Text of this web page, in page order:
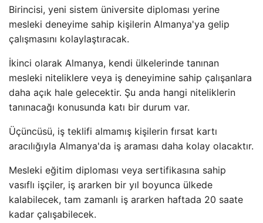
Birincisi, yeni sistem üniversite diploması yerine
mesleki deneyime sahip kişilerin Almanya'ya gelip
çalışmasını kolaylaştıracak.
İkinci olarak Almanya, kendi ülkelerinde tanınan
mesleki niteliklere veya iş deneyimine sahip çalışanlara
daha açık hale gelecektir. Şu anda hangi niteliklerin
tanınacağı konusunda katı bir durum var.
Üçüncüsü, iş teklifi almamış kişilerin fırsat kartı
aracılığıyla Almanya'da iş araması daha kolay olacaktır.
Mesleki eğitim diploması veya sertifikasına sahip
vasıflı işçiler, iş ararken bir yıl boyunca ülkede
kalabilecek, tam zamanlı iş ararken haftada 20 saate
kadar çalışabilecek.